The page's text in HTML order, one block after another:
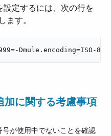
定するには、次の行を
ます。
Dmule.encoding=ISO-
加に関する考慮事項
が使用中でないことを確認